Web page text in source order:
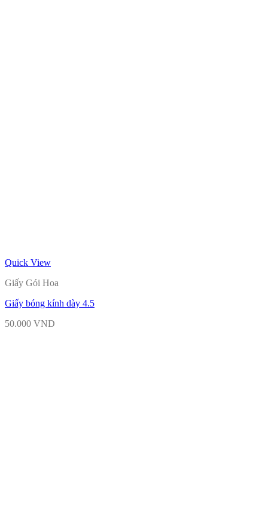
Quick View
Giấy Gói Hoa
Giấy bóng kính dày 4.5
50.000 VND